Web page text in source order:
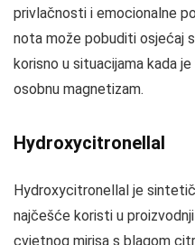
privlačnosti i emocionalne
nota može pobuditi osjećaj
korisno u situacijama kada
osobnu magnetizam.
Hydroxycitronellal
Hydroxycitronellal je
najčešće koristi u
cvjetnog mirisa s blagom